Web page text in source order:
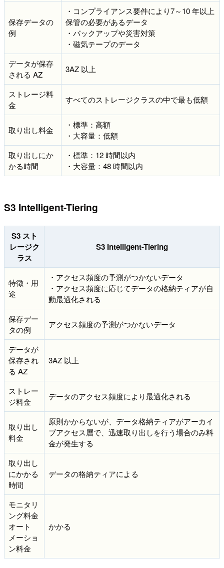
保存データの
例
・コンプライアンス要件により7～10 年以上
保管の必要があるデータ
・バックアップや災害対策
・磁気テープのデータ
データが保存
される AZ
3AZ 以上
ストレージ料
金
すべてのストレージクラスの中で最も低額
取り出し料金
・標準：高額
・大容量：低額
取り出しにか
かる時間
・標準：12 時間以内
・大容量：48 時間以内
S3 Intelligent-Tiering
S3 スト
レージク
ラス
S3 Intelligent-Tiering
特徴・用
途
・アクセス頻度の予測がつかないデータ
・アクセス頻度に応じてデータの格納ティアが自
動最適化される
保存デー
タの例
アクセス頻度の予測がつかないデータ
データが
保存され
る AZ
3AZ 以上
ストレー
ジ料金
データのアクセス頻度により最適化される
取り出し
料金
原則かからないが、データ格納ティアがアーカイ
ブアクセス層で、迅速取り出しを行う場合のみ料
金が発生する
取り出し
にかかる
時間
データの格納ティアによる
モニタリ
ング料金
オート
メーショ
ン料金
かかる